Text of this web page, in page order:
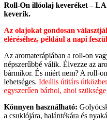
Roll-On illóolaj keveréket –
keverik.
Az olajokat gondosan
eléréséhez, például a napi
Az aromaterápiában a roll-on
népszerűbbé válik. Élvezze az
bármikor. És miért nem? A roll-
lehetséges. Ideális útitárs
egyszerűen bárhol, ahol
Könnyen használható:
a csuklójára, halántékára és